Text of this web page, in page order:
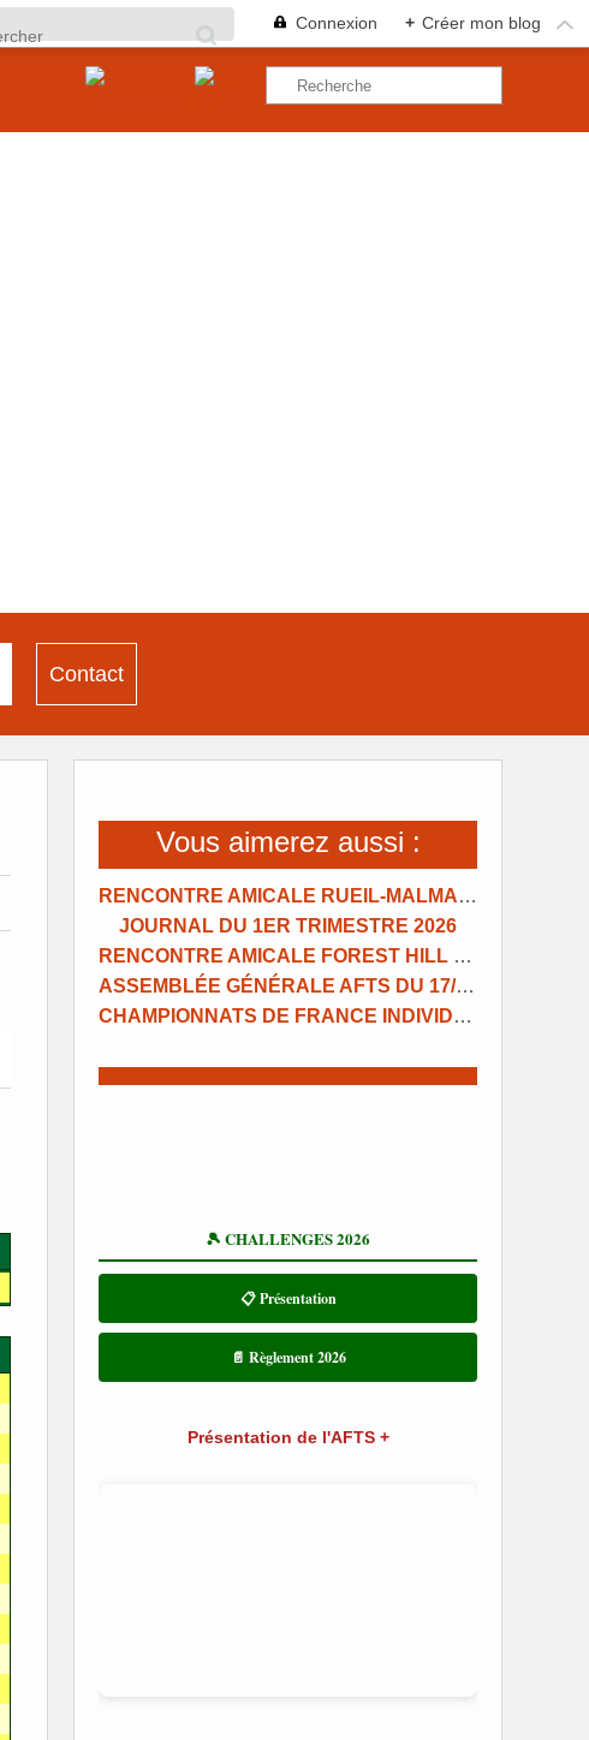
Connexion + Créer mon blog
Contact
Vous aimerez aussi :
RENCONTRE AMICALE RUEIL-MALMAISON
JOURNAL DU 1ER TRIMESTRE 2026
RENCONTRE AMICALE FOREST HILL NANTERRE
ASSEMBLÉE GÉNÉRALE AFTS DU 17/01/2026
CHAMPIONNATS DE FRANCE INDIVIDUELS 2025
🎾 CHALLENGES 2026
📋 Présentation
📄 Règlement 2026
Présentation de l'AFTS +